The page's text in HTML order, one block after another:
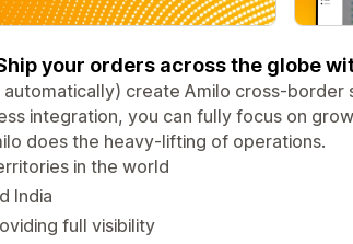
your orders across the globe
create Amilo cross-border
integration, you can fully focus on
does the heavy-lifting of operations.
in the world
India
full visibility